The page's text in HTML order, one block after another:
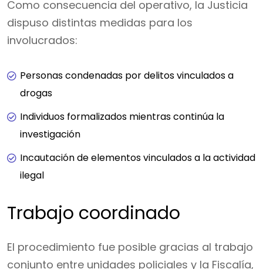
Como consecuencia del operativo, la Justicia
dispuso distintas medidas para los
involucrados:
Personas condenadas por delitos vinculados a
drogas
Individuos formalizados mientras continúa la
investigación
Incautación de elementos vinculados a la actividad
ilegal
Trabajo coordinado
El procedimiento fue posible gracias al trabajo
conjunto entre unidades policiales y la Fiscalía,